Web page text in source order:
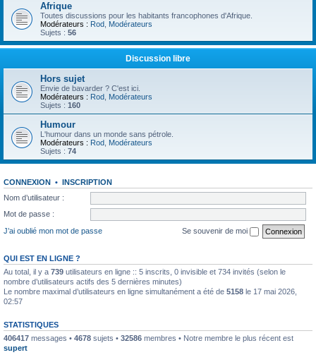
Afrique
Toutes discussions pour les habitants francophones d'Afrique.
Modérateurs : Rod Modérateurs
Sujets : 56
Discussion libre
Hors sujet
Envie de bavarder ? C'est ici.
Modérateurs : Rod Modérateurs
Sujets : 160
Humour
L'humour dans un monde sans pétrole.
Modérateurs : Rod Modérateurs
Sujets : 74
CONNEXION • INSCRIPTION
Nom d’utilisateur :
Mot de passe :
J’ai oublié mon mot de passe
Se souvenir de moi
QUI EST EN LIGNE ?
Au total, il y a 739 utilisateurs en ligne :: 5 inscrits, 0 invisible et 734 invités (selon le
nombre d’utilisateurs actifs des 5 dernières minutes)
Le nombre maximal d’utilisateurs en ligne simultanément a été de 5158 le 17 mai 2026,
02:57
STATISTIQUES
406417 messages • 4678 sujets • 32586 membres • Notre membre le plus récent est
supert